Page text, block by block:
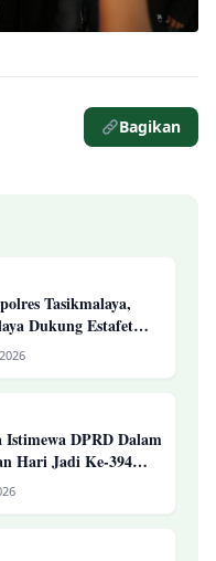
Bagikan
Tasikmalaya,
Dukung Estafet
Semakin Presisi
DPRD Dalam
Hari Jadi Ke-394